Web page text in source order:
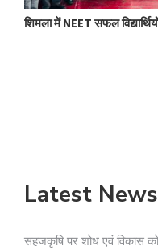
शिमला में NEET सफल
Latest News
सहजकृषि पर शोध एवं विकास